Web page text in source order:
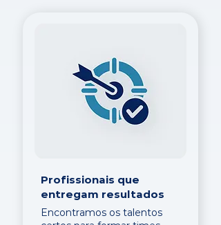
Profissionais que
entregam resultados
Encontramos os talentos